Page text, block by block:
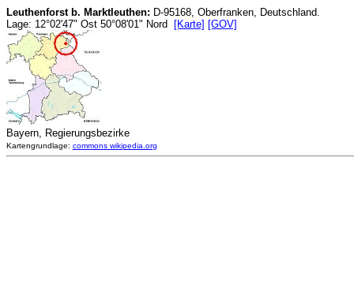
Leuthenforst b. Marktleuthen: D-95168, Oberfranken, Deutschland.
Lage: 12°02'47" Ost 50°08'01" Nord
[Karte] [GOV]
Bayern, Regierungsbezirke
Kartengrundlage: commons wikipedia.org